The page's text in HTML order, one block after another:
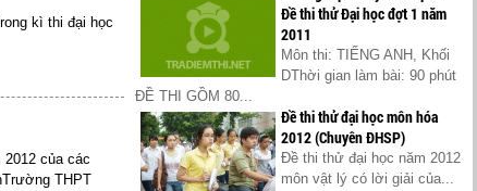
kì thi đại học
của các
THPT
Đề thi thử Đại học đợt 1 năm
2011
Môn thi: TIẾNG ANH, Khối
DThời gian làm bài: 90 phút
ĐỀ THI GỒM 80...
Đề thi thử đại học môn hóa
2012 (Chuyên ĐHSP)
Đề thi thử đại học năm 2012
môn vật lý có lời giải của...